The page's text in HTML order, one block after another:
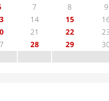
7 8
9
14 15
21 22
28 29